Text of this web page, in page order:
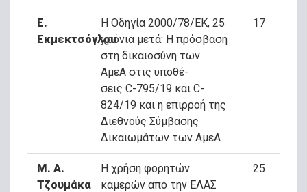
Ε.
Εκμεκτσόγλου
Η Οδηγία 2000/78/ΕΚ, 25
χρόνια μετά: Η πρόσβαση
στη δικαιοσύνη των
ΑμεΑ στις υποθέ-
σεις C-795/19 και C-
824/19 και η επιρροή της
Διεθνούς Σύμβασης
Δικαιωμάτων των ΑμεΑ
17
Μ. Α.
Τζουμάκα
Η χρήση φορητών
καμερών από την ΕΛΑΣ
25